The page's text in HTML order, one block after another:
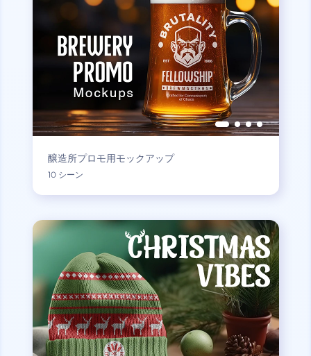
醸造所プロモ用モックアップ
10 シーン